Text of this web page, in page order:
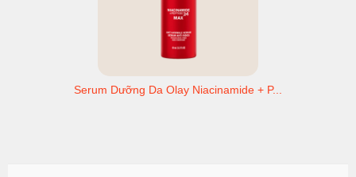
Serum Dưỡng Da Olay Niacinamide + P...